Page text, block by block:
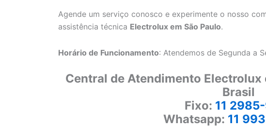
Agende um serviço conosco e experimente o nosso
assistência técnica Electrolux em São Paulo.
Horário de Funcionamento: Atendemos de Segunda a
Central de Atendimento Electrolux
Brasil
Fixo: 11
Whatsapp: 11